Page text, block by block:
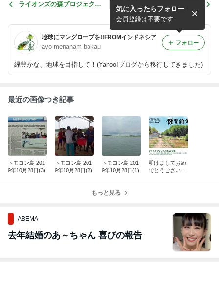
ライオンズの森プロジェクト
Bar Heart Strings
地球にマングローブを!!FROMインドネシア
ayo-menanam-bakau
緑豊かな、地球を目指して！(Yahoo!ブログから移行してきました)
気に入ったらフォロー
会員登録は不要です
フォロー
最近の画像つき記事
トモヨン島 201
9年10月28日(3)
トモヨン島 201
9年10月28日(2)
トモヨン島 201
9年10月28日(1)
明けましておめ
でとうございま
もっと見る
ABEMA
去年結婚のあ～ちゃん 喜びの報告